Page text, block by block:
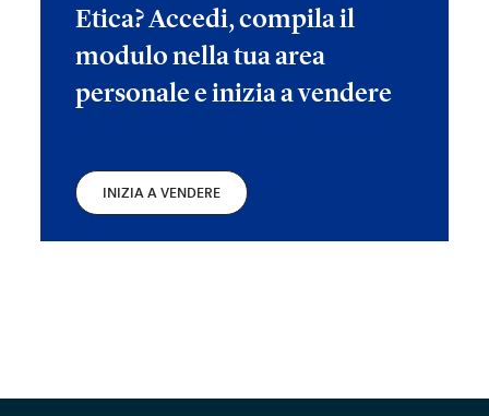
Etica? Accedi, compila il
modulo nella tua area
personale e inizia a vendere
INIZIA A VENDERE